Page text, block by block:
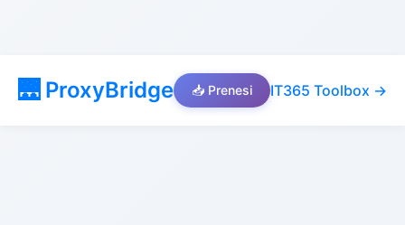
🌉 ProxyBridge 📥 Prenesi IT365 Toolbox →